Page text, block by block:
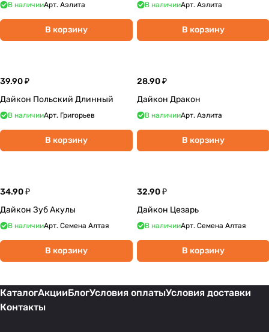
В наличииАрт. Аэлита
В корзину
В наличииАрт. Аэлита
В корзину
39.90 ₽
Дайкон Польский Длинный
В наличииАрт. Григорьев
В корзину
28.90 ₽
Дайкон Дракон
В наличииАрт. Аэлита
В корзину
34.90 ₽
Дайкон Зуб Акулы
В наличииАрт. Семена Алтая
В корзину
32.90 ₽
Дайкон Цезарь
В наличииАрт. Семена Алтая
В корзину
КаталогАкцииБлогУсловия оплатыУсловия доставки
Контакты